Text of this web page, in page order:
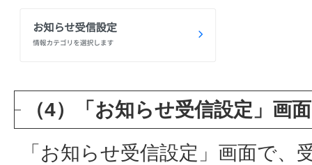
（4）「お知らせ受信設定」画
「お知らせ受信設定」画面で、